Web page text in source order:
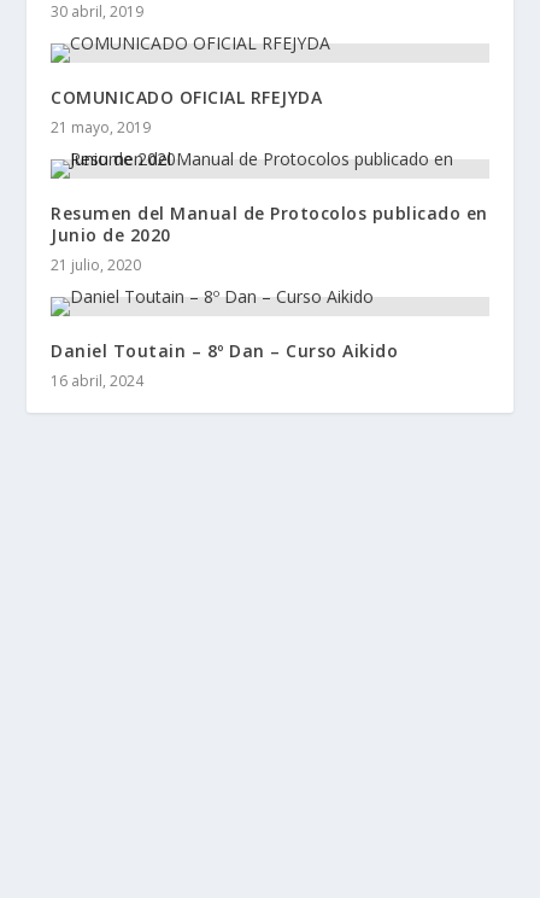
30 abril, 2019
COMUNICADO OFICIAL RFEJYDA
21 mayo, 2019
Resumen del Manual de Protocolos publicado en
Junio de 2020
21 julio, 2020
Daniel Toutain – 8º Dan – Curso Aikido
16 abril, 2024